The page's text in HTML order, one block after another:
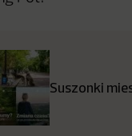
Suszonki